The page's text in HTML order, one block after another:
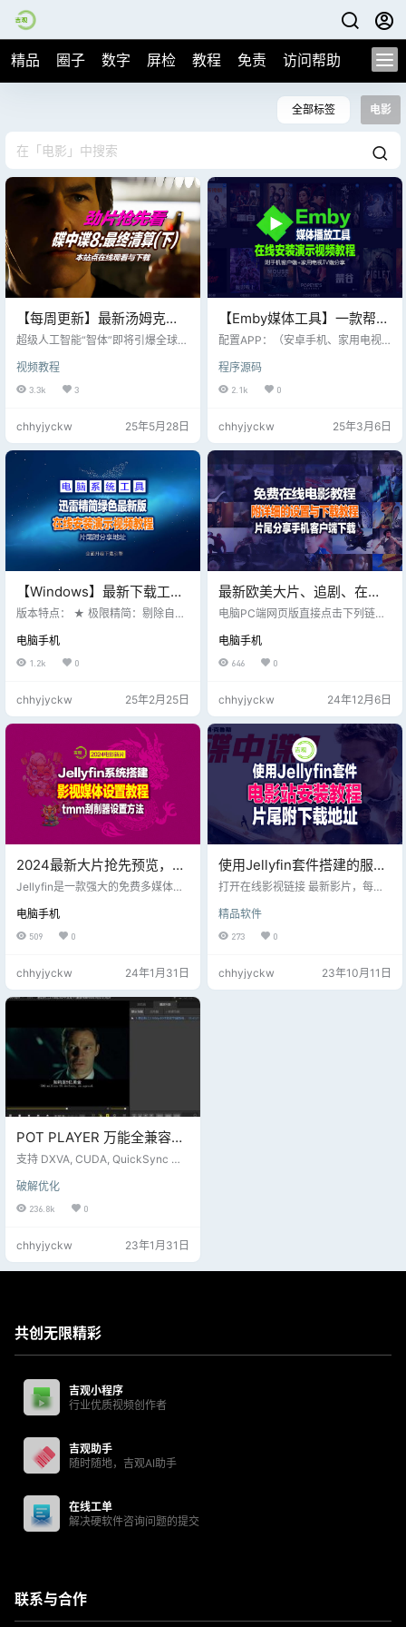
精品 圈子 数字 屏检 教程 免责 访问帮助
全部标签 电影
【每周更新】最新汤姆克鲁
斯《碟中谍8:最终清算(下)》
新最新出品大片
超级人工智能“智体”即将引爆全球核
伊森·亨特（汤姆·克鲁斯饰）和他的I
MF小队在上次行动中遭遇重创，团
“智体”，完成这一拯救全人类的终极
任务，仍需要IMF小队齐心协力突破
能又无影无形的“智体”与其手下盖布
瑞尔（埃塞·莫拉雷斯饰）的百般阻
拦，还要解决来自过去的种种恩
怨； 备用微信…
视频教程
3.3k 3
chhyjyckw 25年5月28日
【Emby媒体工具】一款帮助
你管理和流媒体化你的个人
音乐和照片）附安卓手机、
家用电视TV应用下载安装！
配置APP：（安卓手机、家用电视T
PP后如下界面： 配置服务器地址：
【免费白嫖资源在线观看，服务器
务器地址：https://dy.jjgg.co:666
微信小程序：吉观 【账号密码在首
页右下角咨询客服】； 下次打开AP
P后直接进入，无需登录；点击登录
即可进入视频列表页面；
程序源码
2.1k 0
chhyjyckw 25年3月6日
【Windows】最新下载工具
– 迅雷12.1.6.2780 精简绿色
版本特点： ★ 极限精简：剔除自动
安装包仅93.4MB（较官方180MB
左右↓48%），安装后占用220MB
（较官方1.2GB左右↓82%） ★ 极
蔽，弹窗拦截率超99%，屏蔽广告
弹窗效果媲美经典迅雷11绿色精简
去广告版 ★ 功能优化：保留云盘/边
下边播/极速下载三大核心功能，功
能显著优化，实测下载测速度达40.
2MB/S，热门资源下…
电脑手机
1.2k 0
chhyjyckw 25年2月25日
最新欧美大片、追剧、在线
影视，每天更新Jellyfin媒体
电脑PC端网页版直接点击下列链接
络信号 遇到需要密码登陆，请联系
站点提交工单！ -----------------
-------------------------------
视安装观看、点击下面下载压缩
包； 解压得到各相应文件，安卓手
机 +win系统桌面+家用电视安装即
可 苹果手机在应用里面搜索： infus
e或者vidhub …
电脑手机
646 0
chhyjyckw 24年12月6日
2024最新大片抢先预览，群
晖NAS搭建Jellfin媒体系统
Jellyfin是一款强大的免费多媒体影
媒体和流媒体，并提供多平台多用
户的访问播放服务。 Jellyfin 的主要
功能：服务端/客户端、硬件解码、
解码、电影海报刮削、音乐管理与
播放、网络收音机、外挂字幕、片
头自动跳过、杜比多音轨、少儿控
制、丰富的插件库以实现更多特色
功能等。 打开即可
电脑手机
509 0
chhyjyckw 24年1月31日
使用Jellyfin套件搭建的服务
器电影站，每周更新，全球
下载地址！
打开在线影视链接 最新影片，每周
休闲，随时收藏；
精品软件
273 0
chhyjyckw 23年10月11日
POT PLAYER 万能全兼容视
频播放器，任何格式视频均
支持 DXVA, CUDA, QuickSync 等
现。 在原有配置下体验最优表现。
支持大量不同型号的3D眼镜 连接电
age Flipping等输出。 支持文字字幕
SMI，SRT Vobsub(DVD)，蓝光SU
P字幕等多种字幕资源。 支持 ASS/
破解优化
236.8k 0
chhyjyckw 23年1月31日
共创无限精彩
吉观小程序
行业优质视频创作者
吉观助手
随时随地，吉观AI助手
在线工单
解决硬软件咨询问题的提交
联系与合作